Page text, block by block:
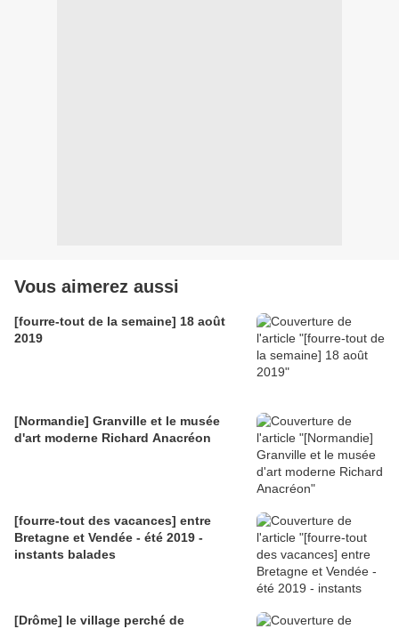
Vous aimerez aussi
[fourre-tout de la semaine] 18 août
2019
[Normandie] Granville et le musée
d'art moderne Richard Anacréon
[fourre-tout des vacances] entre
Bretagne et Vendée - été 2019 -
instants balades
[Drôme] le village perché de